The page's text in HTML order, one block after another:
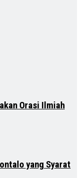
Orasi Ilmiah
yang Syarat